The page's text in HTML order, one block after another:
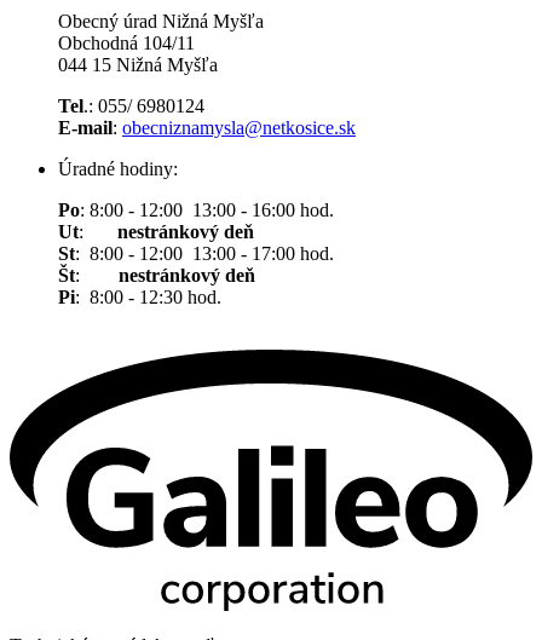
Obecný úrad Nižná Myšľa
Obchodná 104/11
044 15 Nižná Myšľa
Tel.: 055/ 6980124
E-mail: obecniznamysla@netkosice.sk
Úradné hodiny:
Po: 8:00 - 12:00 13:00 - 16:00 hod.
Ut:
nestránkový deň
St: 8:00 - 12:00 13:00 - 17:00 hod.
Št: nestránkový deň
Pi: 8:00 - 12:30 hod.